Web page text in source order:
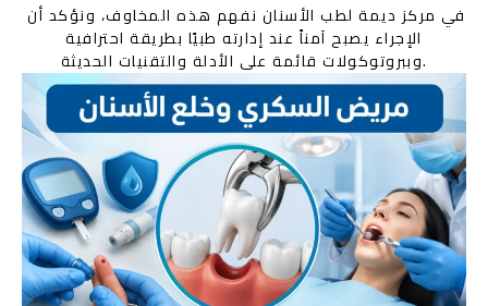
في مركز ديمة لطب الأسنان نفهم هذه المخاوف، ونؤكد أن
الإجراء يصبح آمناً عند إدارته طبيًا بطريقة احترافية
وببروتوكولات قائمة على الأدلة والتقنيات الحديثة.